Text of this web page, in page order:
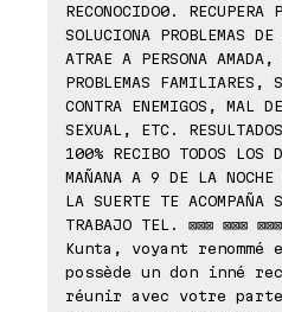
RECONOCIDO0.
SOLUCIONA PROBLEMAS
ATRAE A PERSONA AMADA,
PROBLEMAS FAMILIARES,
CONTRA ENEMIGOS, MAL
SEXUAL, ETC.
100% RECIBO TODOS
MAÑANA A 9 DE LA NOCHE
LA SUERTE TE ACOMPAÑA
TRABAJO TEL. ⊠⊠⊠ ⊠⊠⊠
Kunta, voyant
possède un don inné
réunir avec votre